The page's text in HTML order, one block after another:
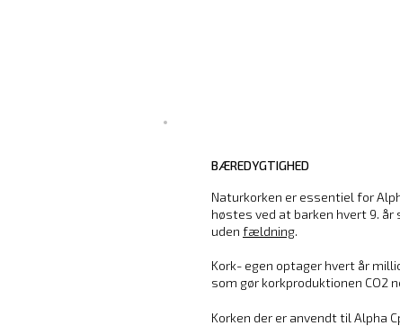
BÆREDYGTIGHED
Naturkorken er essentiel for
høstes ved at barken hvert 9.
uden fældning.
Kork- egen optager hvert år
som gør korkproduktionen CO2
Korken der er anvendt til Alpha